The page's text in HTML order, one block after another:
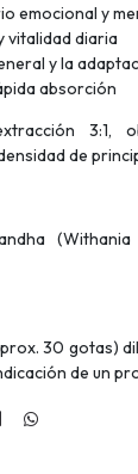
emocional y
vitalidad diaria
y la
absorción
3:1,
de
30 gotas)
de un